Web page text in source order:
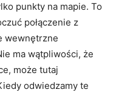
punkty na mapie. To
połączenie z
wewnętrzne
ma wątpliwości, ⁤że
może tutaj
odwiedzamy te